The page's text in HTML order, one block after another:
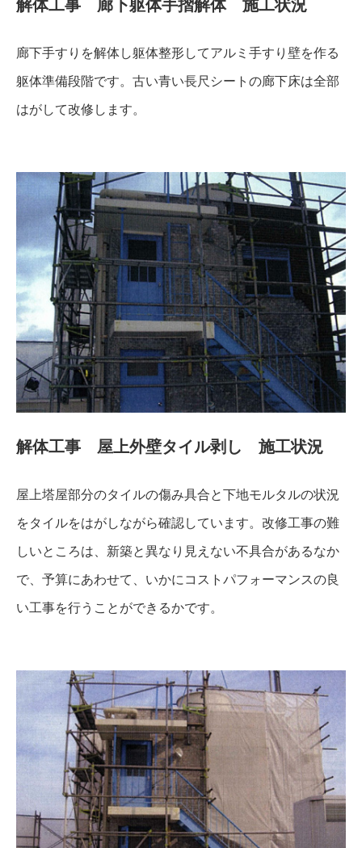
解体工事 廊下躯体手摺解体 施工状況
廊下手すりを解体し躯体整形してアルミ手すり壁を作る
躯体準備段階です。古い青い長尺シートの廊下床は全部
はがして改修します。
解体工事 屋上外壁タイル剥し 施工状況
屋上塔屋部分のタイルの傷み具合と下地モルタルの状況
をタイルをはがしながら確認しています。改修工事の難
しいところは、新築と異なり見えない不具合があるなか
で、予算にあわせて、いかにコストパフォーマンスの良
い工事を行うことができるかです。